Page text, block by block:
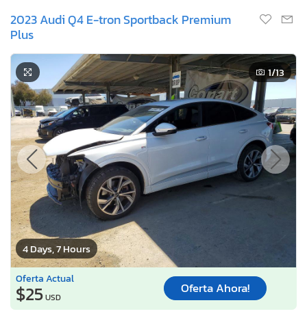
2023 Audi Q4 E-tron Sportback Premium
Plus
4 Days, 7 Hours
1/13
Oferta Actual
$25USD
Oferta Ahora!